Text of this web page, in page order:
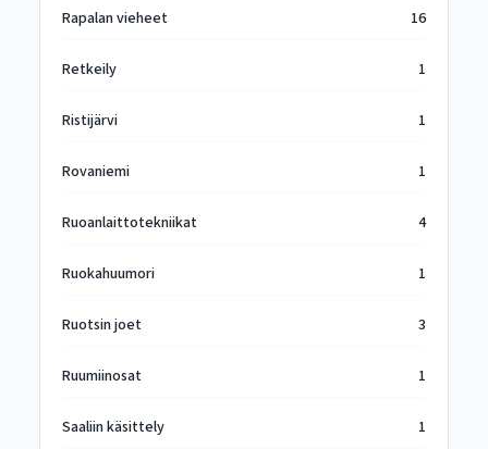
Rapalan vieheet 16
Retkeily 1
Ristijärvi 1
Rovaniemi 1
Ruoanlaittotekniikat 4
Ruokahuumori 1
Ruotsin joet 3
Ruumiinosat 1
Saaliin käsittely 1